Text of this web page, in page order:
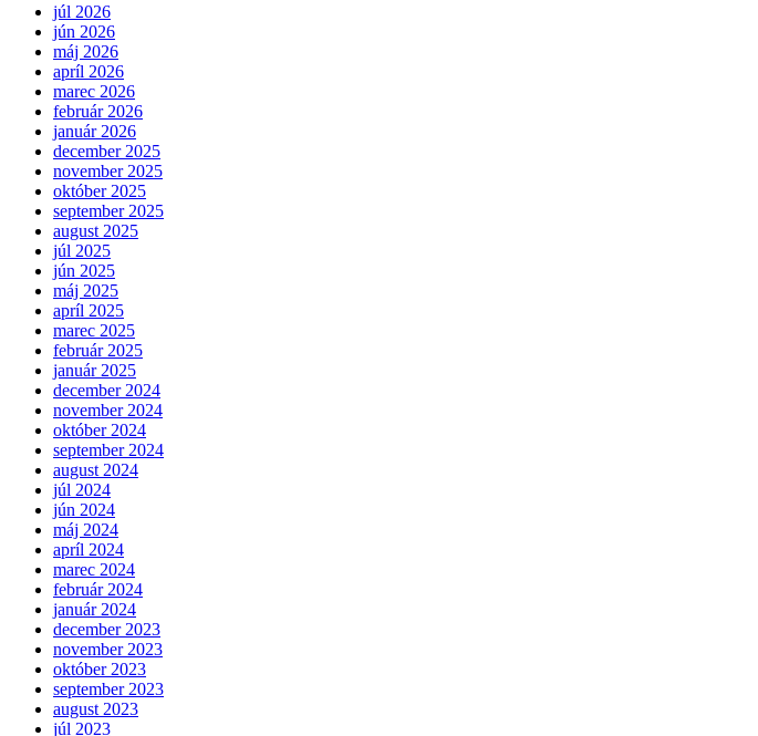
júl 2026
jún 2026
máj 2026
apríl 2026
marec 2026
február 2026
január 2026
december 2025
november 2025
október 2025
september 2025
august 2025
júl 2025
jún 2025
máj 2025
apríl 2025
marec 2025
február 2025
január 2025
december 2024
november 2024
október 2024
september 2024
august 2024
júl 2024
jún 2024
máj 2024
apríl 2024
marec 2024
február 2024
január 2024
december 2023
november 2023
október 2023
september 2023
august 2023
júl 2023